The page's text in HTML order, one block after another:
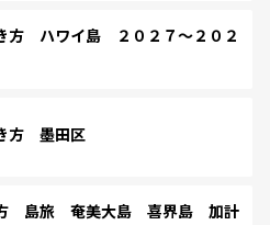
方 ハワイ島 ２０２７～２０２
方 墨田区
島旅 奄美大島 喜界島 加計